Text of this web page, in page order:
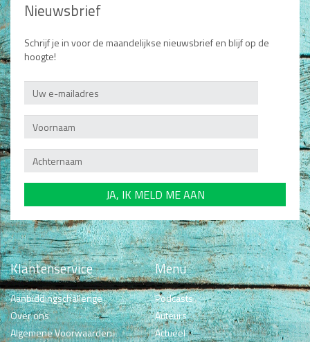
Nieuwsbrief
Schrijf je in voor de maandelijkse nieuwsbrief en blijf op de
hoogte!
Klantenservice
Aanbiddingschallenge
Over ons
Algemene Voorwaarden
Menu
Podcasts
Auteurs
Actueel